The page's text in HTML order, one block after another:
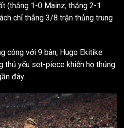
(thắng 1-0 Mainz, thắng 2-1
chỉ thắng 3/8 trận thủng trung
công với 9 bàn, Hugo Ekitike
thủ yếu set-piece khiến họ thủng
đây.